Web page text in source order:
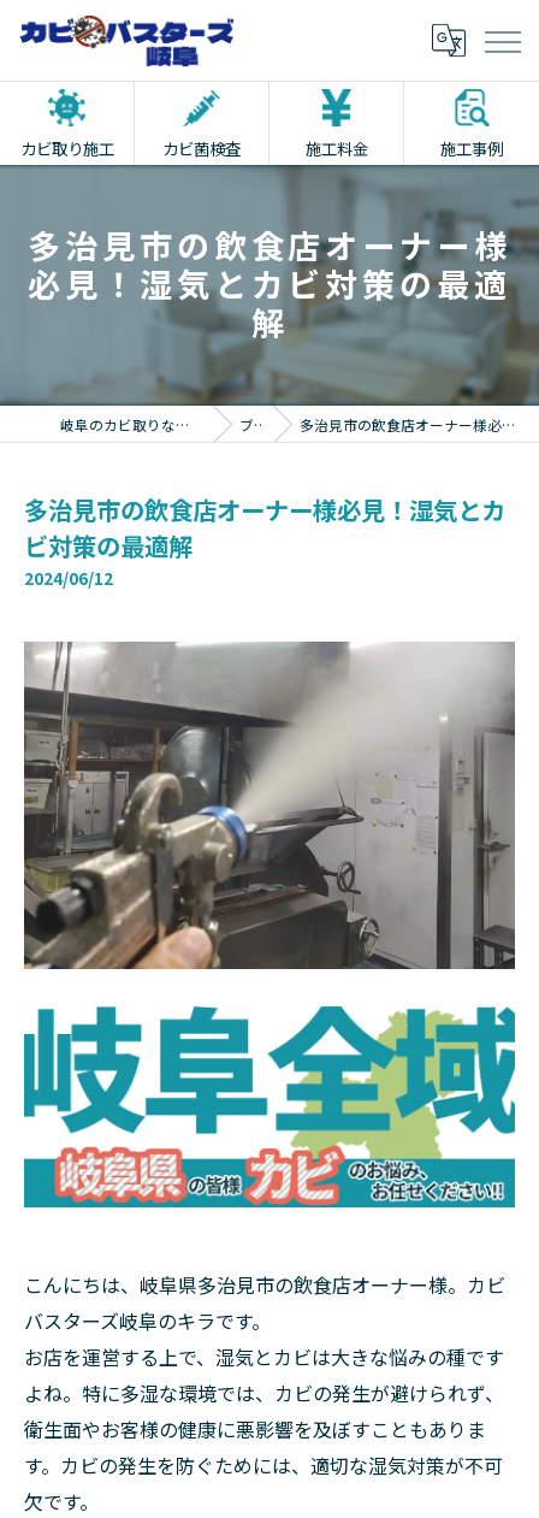
カビ取り施工 カビ菌検査 施工料金 施工事例
多治見市の飲食店オーナー様
必見！湿気とカビ対策の最適
解
岐阜のカビ取りならカビバスターズ岐阜 ブログ 多治見市の飲食店オーナー様必見！湿気とカビ対策の最適解
多治見市の飲食店オーナー様必見！湿気とカ
ビ対策の最適解
2024/06/12
こんにちは、岐阜県多治見市の飲食店オーナー様。カビ
バスターズ岐阜のキラです。
お店を運営する上で、湿気とカビは大きな悩みの種です
よね。特に多湿な環境では、カビの発生が避けられず、
衛生面やお客様の健康に悪影響を及ぼすこともありま
す。カビの発生を防ぐためには、適切な湿気対策が不可
欠です。